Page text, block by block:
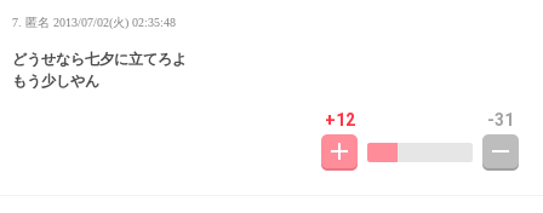
7. 匿名 2013/07/02(火) 02:35:48
どうせなら七夕に立てろよ
もう少しやん
+12 -31